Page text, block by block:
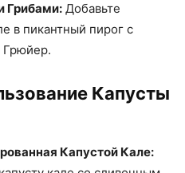
Грибами: Добавьте
в пикантный пирог с
Грюйер.
Капусты
Капустой Кале: